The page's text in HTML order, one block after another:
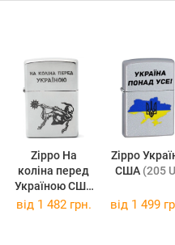
Zippo На
коліна перед
Україною США
(205 HK)
Zippo Україна
США (205
від 1 482 грн. від 1 499